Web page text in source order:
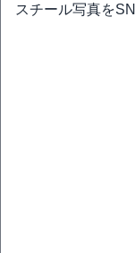
スチール写真を